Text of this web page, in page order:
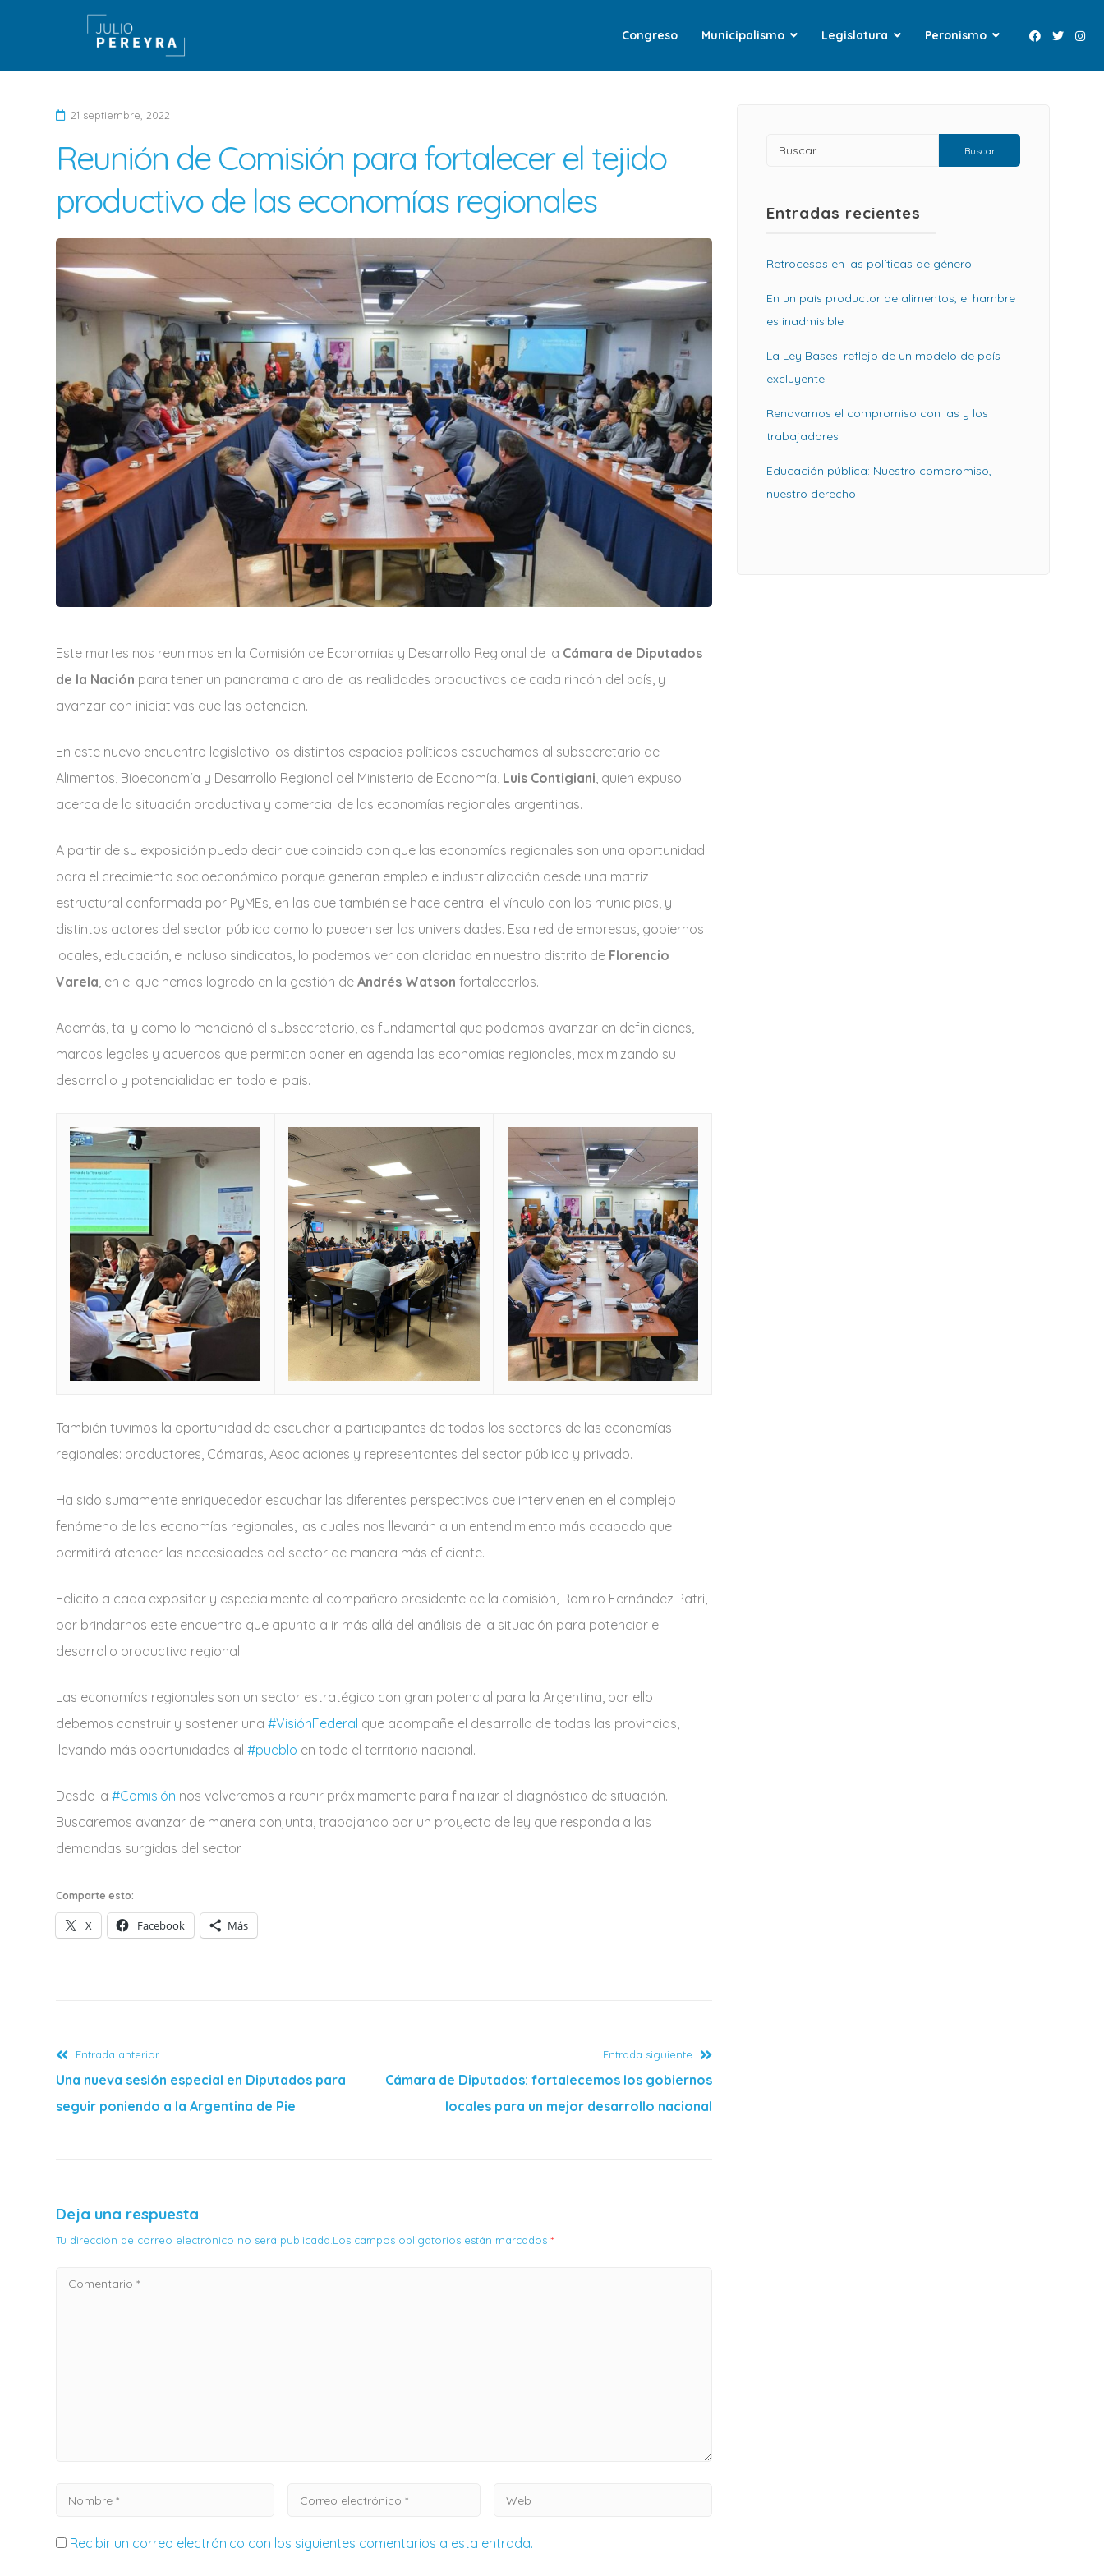
Congreso Municipalismo Legislatura Peronismo
21 septiembre, 2022
e
a
m
e
n
t
a
r
i
o
Reunión de Comisión para fortalecer el tejido
productivo de las economías regionales
Este martes nos reunimos en la Comisión de Economías y Desarrollo Regional de la Cámara de Diputados
de la Nación para tener un panorama claro de las realidades productivas de cada rincón del país, y
avanzar con iniciativas que las potencien.
En este nuevo encuentro legislativo los distintos espacios políticos escuchamos al subsecretario de
Alimentos, Bioeconomía y Desarrollo Regional del Ministerio de Economía, Luis Contigiani , quien expuso
acerca de la situación productiva y comercial de las economías regionales argentinas.
A partir de su exposición puedo decir que coincido con que las economías regionales son una oportunidad
para el crecimiento socioeconómico porque generan empleo e industrialización desde una matriz
estructural conformada por PyMEs, en las que también se hace central el vínculo con los municipios, y
distintos actores del sector público como lo pueden ser las universidades. Esa red de empresas, gobiernos
locales, educación, e incluso sindicatos, lo podemos ver con claridad en nuestro distrito de Florencio
Varela , en el que hemos logrado en la gestión de Andrés Watson fortalecerlos.
Además, tal y como lo mencionó el subsecretario, es fundamental que podamos avanzar en definiciones,
marcos legales y acuerdos que permitan poner en agenda las economías regionales, maximizando su
desarrollo y potencialidad en todo el país.
También tuvimos la oportunidad de escuchar a participantes de todos los sectores de las economías
regionales: productores, Cámaras, Asociaciones y representantes del sector público y privado.
Ha sido sumamente enriquecedor escuchar las diferentes perspectivas que intervienen en el complejo
fenómeno de las economías regionales, las cuales nos llevarán a un entendimiento más acabado que
permitirá atender las necesidades del sector de manera más eficiente.
Felicito a cada expositor y especialmente al compañero presidente de la comisión, Ramiro Fernández Patri,
por brindarnos este encuentro que apunta a ir más allá del análisis de la situación para potenciar el
desarrollo productivo regional.
Las economías regionales son un sector estratégico con gran potencial para la Argentina, por ello
debemos construir y sostener una #VisiónFederal que acompañe el desarrollo de todas las provincias,
llevando más oportunidades al #pueblo en todo el territorio nacional.
Desde la #Comisión nos volveremos a reunir próximamente para finalizar el diagnóstico de situación.
Buscaremos avanzar de manera conjunta, trabajando por un proyecto de ley que responda a las
demandas surgidas del sector.
Comparte esto:
X Facebook Más
Entrada anterior
Una nueva sesión especial en Diputados para
seguir poniendo a la Argentina de Pie
Entrada siguiente
Cámara de Diputados: fortalecemos los gobiernos
locales para un mejor desarrollo nacional
Deja una respuesta
Tu dirección de correo electrónico no será publicada.Los campos obligatorios están marcados *
Recibir un correo electrónico con los siguientes comentarios a esta entrada.
Entradas recientes
Retrocesos en las políticas de género
En un país productor de alimentos, el hambre
es inadmisible
La Ley Bases: reflejo de un modelo de país
excluyente
Renovamos el compromiso con las y los
trabajadores
Educación pública: Nuestro compromiso,
nuestro derecho